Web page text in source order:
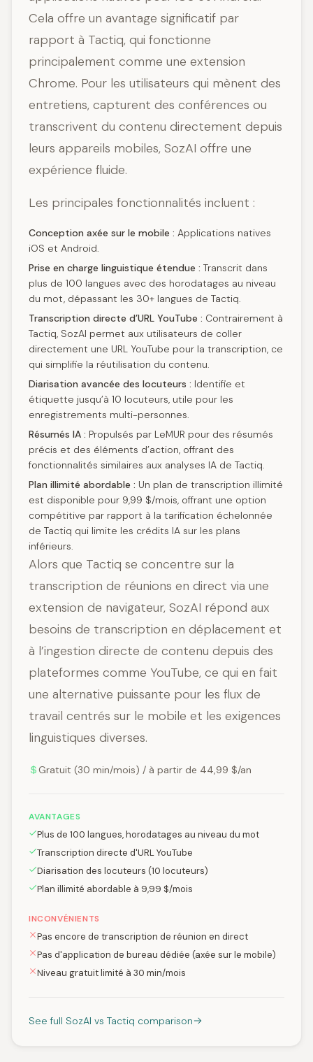
Cela offre un avantage significatif par
rapport à Tactiq, qui fonctionne
principalement comme une extension
Chrome. Pour les utilisateurs qui mènent des
entretiens, capturent des conférences ou
transcrivent du contenu directement depuis
leurs appareils mobiles, SozAI offre une
expérience fluide.
Les principales fonctionnalités incluent :
Conception axée sur le mobile : Applications natives
iOS et Android.
Prise en charge linguistique étendue : Transcrit dans
plus de 100 langues avec des horodatages au niveau
du mot, dépassant les 30+ langues de Tactiq.
Transcription directe d’URL YouTube : Contrairement à
Tactiq, SozAI permet aux utilisateurs de coller
directement une URL YouTube pour la transcription, ce
qui simplifie la réutilisation du contenu.
Diarisation avancée des locuteurs : Identifie et
étiquette jusqu’à 10 locuteurs, utile pour les
enregistrements multi-personnes.
Résumés IA : Propulsés par LeMUR pour des résumés
précis et des éléments d’action, offrant des
fonctionnalités similaires aux analyses IA de Tactiq.
Plan illimité abordable : Un plan de transcription illimité
est disponible pour 9,99 $/mois, offrant une option
compétitive par rapport à la tarification échelonnée
de Tactiq qui limite les crédits IA sur les plans
inférieurs.
Alors que Tactiq se concentre sur la
transcription de réunions en direct via une
extension de navigateur, SozAI répond aux
besoins de transcription en déplacement et
à l’ingestion directe de contenu depuis des
plateformes comme YouTube, ce qui en fait
une alternative puissante pour les flux de
travail centrés sur le mobile et les exigences
linguistiques diverses.
Gratuit (30 min/mois) / à partir de 44,99 $/an
AVANTAGES
Plus de 100 langues, horodatages au niveau du mot
Transcription directe d'URL YouTube
Diarisation des locuteurs (10 locuteurs)
Plan illimité abordable à 9,99 $/mois
INCONVÉNIENTS
Pas encore de transcription de réunion en direct
Pas d'application de bureau dédiée (axée sur le mobile)
Niveau gratuit limité à 30 min/mois
See full SozAI vs Tactiq comparison